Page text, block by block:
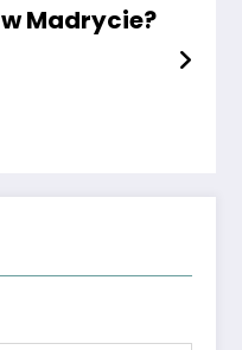
Madrycie?